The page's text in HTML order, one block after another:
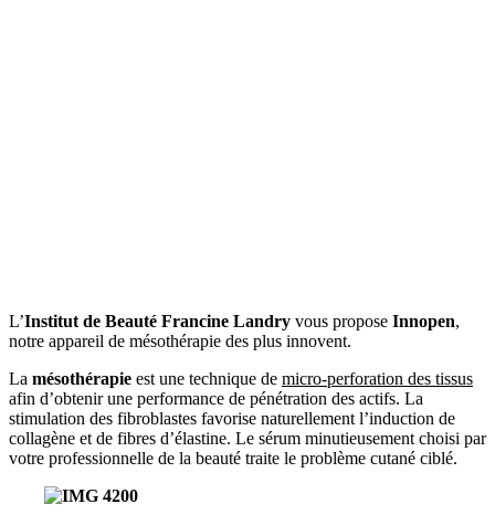
L’Institut de Beauté Francine Landry vous propose Innopen,
notre appareil de mésothérapie des plus innovent.
La mésothérapie est une technique de micro-perforation des tissus
afin d’obtenir une performance de pénétration des actifs. La
stimulation des fibroblastes favorise naturellement l’induction de
collagène et de fibres d’élastine. Le sérum minutieusement choisi par
votre professionnelle de la beauté traite le problème cutané ciblé.